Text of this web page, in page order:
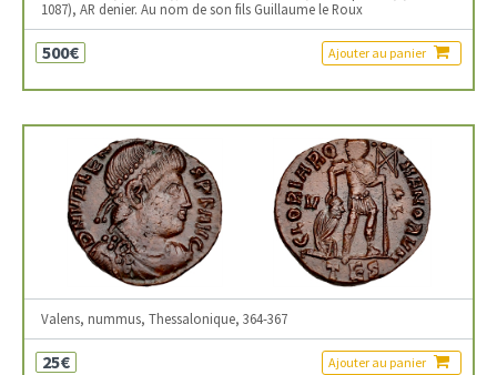
1087), AR denier. Au nom de son fils Guillaume le Roux
500€ Ajouter au panier
Valens, nummus, Thessalonique, 364-367
25€ Ajouter au panier